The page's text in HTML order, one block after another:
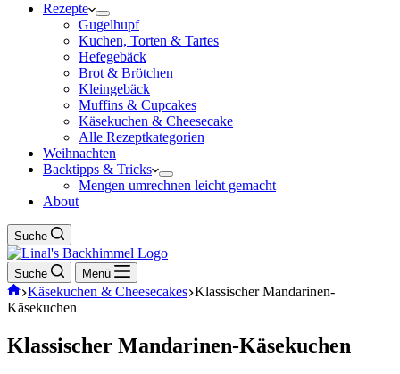
Rezepte
Gugelhupf
Kuchen, Torten & Tartes
Hefegebäck
Brot & Brötchen
Kleingebäck
Muffins & Cupcakes
Käsekuchen & Cheesecake
Alle Rezeptkategorien
Weihnachten
Backtipps & Tricks
Mengen umrechnen leicht gemacht
About
Suche
Suche Menü
Start
Käsekuchen & Cheesecakes Klassischer Mandarinen-
Käsekuchen
Klassischer Mandarinen-Käsekuchen